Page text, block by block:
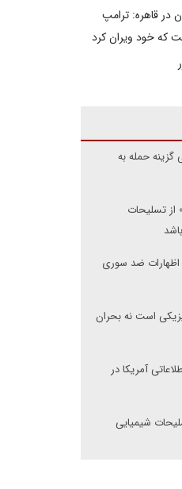
در قاهره: ترامپ
که خود ویران کرد
گزینه حمله به
از تسلیحات
اظهارات ضد سوری
است نه بحران
آمریکا در
شیمیایی